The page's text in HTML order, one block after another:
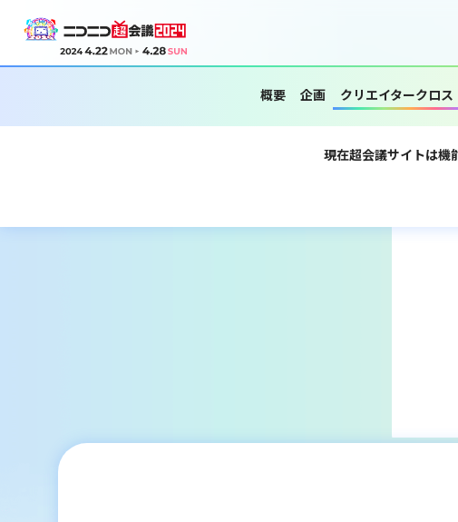
概要 企画 クリエイタークロス
現在超会議サイトは機